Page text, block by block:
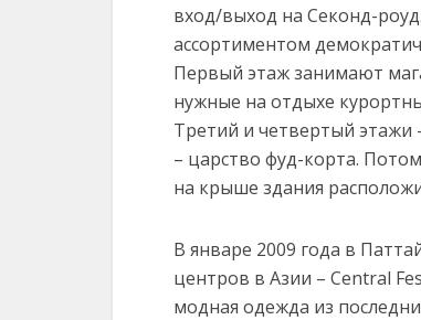
вход/выход на Секонд-
ассортиментом
Первый этаж занимают
нужные на отдыхе
Третий и четвертый
– царство фуд-корта.
на крыше здания
В январе 2009 года в
центров в Азии – Central
модная одежда из